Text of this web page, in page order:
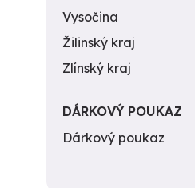
Vysočina
Žilinský kraj
Zlínský kraj
DÁRKOVÝ POUKAZ
Dárkový poukaz